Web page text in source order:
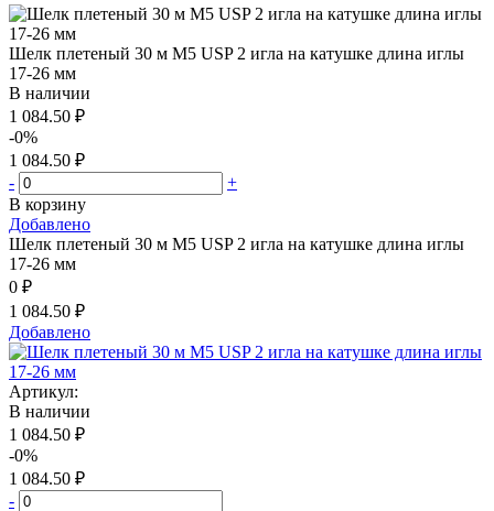
Шелк плетеный 30 м М5 USP 2 игла на катушке длина иглы
17-26 мм
В наличии
1 084.50 ₽
-0%
1 084.50 ₽
-
+
В корзину
Добавлено
Шелк плетеный 30 м М5 USP 2 игла на катушке длина иглы
17-26 мм
0 ₽
1 084.50 ₽
Добавлено
Артикул:
В наличии
1 084.50 ₽
-0%
1 084.50 ₽
-